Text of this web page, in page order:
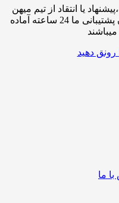
یا انتقاد از تیم میهن
وبمستر با ما تماس بگیرید.کارشناسان پشتیبانی ما 24 ساعته آماده
دهید
ما